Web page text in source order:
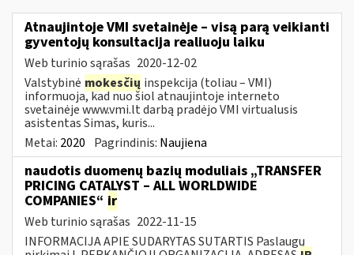
Atnaujintoje VMI svetainėje – visą parą veikianti
gyventojų konsultacija realiuoju laiku
Web turinio sąrašas 2020-12-02
Valstybinė mokesčių inspekcija (toliau – VMI)
informuoja, kad nuo šiol atnaujintoje interneto
svetainėje www.vmi.lt darbą pradėjo VMI virtualusis
asistentas Simas, kuris...
Metai: 2020 Pagrindinis: Naujiena
naudotis duomenų bazių moduliais „TRANSFER
PRICING CATALYST – ALL WORLDWIDE
COMPANIES“ ir
Web turinio sąrašas 2022-11-15
INFORMACIJA APIE SUDARYTAS SUTARTIS Paslaugų